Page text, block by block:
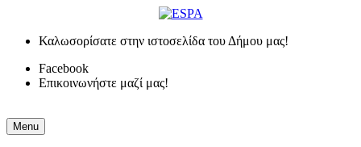
Καλωσορίσατε στην ιστοσελίδα του Δήμου μας!
Facebook
Επικοινωνήστε μαζί μας!
Menu